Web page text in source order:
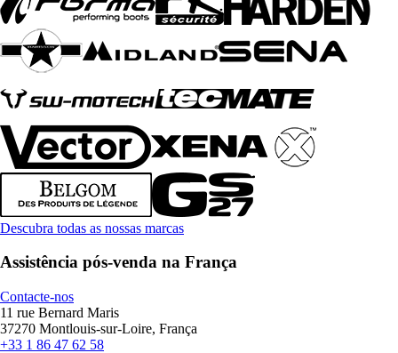
Descubra todas as nossas marcas
Assistência pós-venda na França
Contacte-nos
11 rue Bernard Maris
37270 Montlouis-sur-Loire, França
+33 1 86 47 62 58